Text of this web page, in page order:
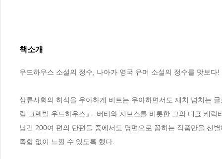
책소개
우드하우스 소설의 정수, 나아가 영국 유머 소설의 정수를 맛보다!
상류사회의 허식을 우아하게 비트는 우아하면서도 재치 넘치는
럼 그렌빌 우드하우스』. 버티와 지브스를 비롯한 그의 대표 캐
남긴 200여 편의 단편들 중에서도 명편으로 꼽히는 작품만을 선
족함 없이 느낄 수 있도록 했다.